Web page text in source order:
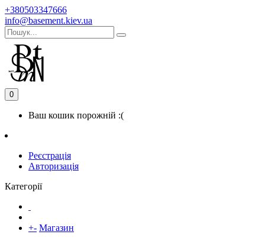
+380503347666
info@basement.kiev.ua
0
Ваш кошик порожній :(
Реєстрація
Авторизація
Категорії
+- Магазин